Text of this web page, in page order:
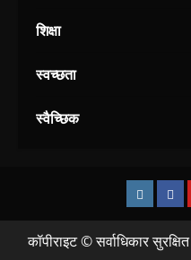
शिक्षा
स्वच्छता
स्वैच्छिक
कॉपीराइट © सर्वाधिकार सुरक्षित